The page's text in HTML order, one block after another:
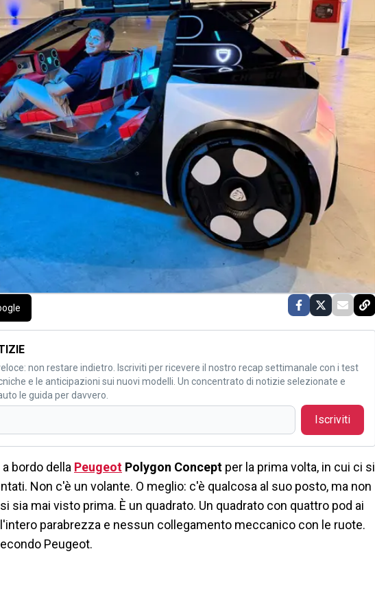
non restare indietro. Iscriviti per ricevere il nostro recap settimanale con i test
e le anticipazioni sui nuovi modelli. Un concentrato di notizie selezionate e
le guida per davvero.
Iscriviti
bordo della Peugeot Polygon Concept per la prima volta, in cui ci si
Non c'è un volante. O meglio: c'è qualcosa al suo posto, ma non
sia mai visto prima. È un quadrato. Un quadrato con quattro pod ai
parabrezza e nessun collegamento meccanico con le ruote.
Peugeot.